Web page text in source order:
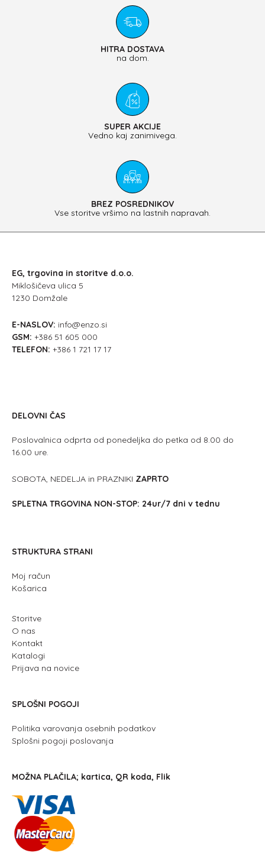
HITRA DOSTAVA
na dom.
SUPER AKCIJE
Vedno kaj zanimivega.
BREZ POSREDNIKOV
Vse storitve vršimo na lastnih napravah.
EG, trgovina in storitve d.o.o.
Miklošičeva ulica 5
1230 Domžale
E-NASLOV: info@enzo.si
GSM: +386 51 605 000
TELEFON: +386 1 721 17 17
DELOVNI ČAS
Poslovalnica odprta od ponedeljka do petka od 8.00 do
16.00 ure.
SOBOTA, NEDELJA in PRAZNIKI ZAPRTO
SPLETNA TRGOVINA NON-STOP: 24ur/7 dni v tednu
STRUKTURA STRANI
Moj račun
Košarica
Storitve
O nas
Kontakt
Katalogi
Prijava na novice
SPLOŠNI POGOJI
Politika varovanja osebnih podatkov
Splošni pogoji poslovanja
MOŽNA PLAČILA; kartica, QR koda, Flik